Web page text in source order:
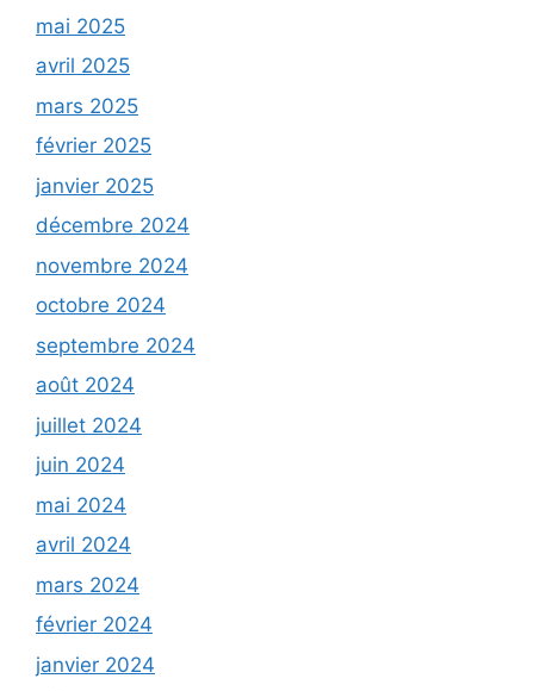
mai 2025
avril 2025
mars 2025
février 2025
janvier 2025
décembre 2024
novembre 2024
octobre 2024
septembre 2024
août 2024
juillet 2024
juin 2024
mai 2024
avril 2024
mars 2024
février 2024
janvier 2024